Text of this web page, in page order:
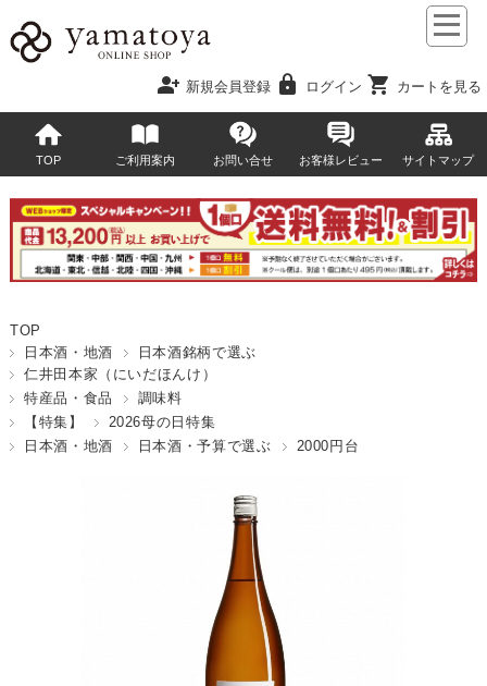
person_add 新規会員登録 lock ログイン shopping_cart カートを見る
TOP ご利用案内 お問い合せ お客様レビュー サイトマップ
TOP
日本酒・地酒
日本酒銘柄で選ぶ
仁井田本家（にいだほんけ）
特産品・食品
調味料
【特集】
2026母の日特集
日本酒・地酒
日本酒・予算で選ぶ 2000円台